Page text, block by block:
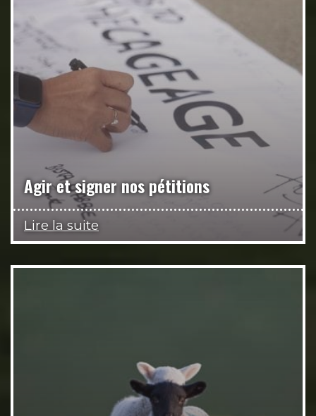
Agir et signer nos pétitions
Lire la suite